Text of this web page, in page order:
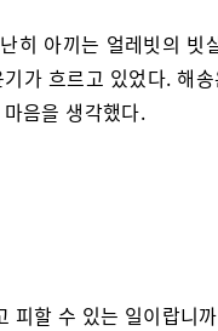
히 아끼는 얼레빗의 빗
가 흐르고 있었다. 해
음을 생각했다.
피할 수 있는 일이랍니